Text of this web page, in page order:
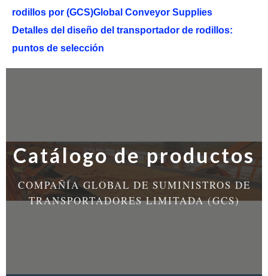
rodillos por (GCS)Global Conveyor Supplies
Detalles del diseño del transportador de rodillos:
puntos de selección
Catálogo de productos
COMPAÑÍA GLOBAL DE SUMINISTROS DE
TRANSPORTADORES LIMITADA (GCS)